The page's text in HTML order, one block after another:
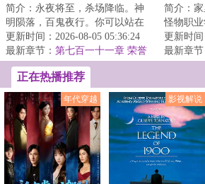
简介：永夜将至，杀场降临。神
明陨落，百鬼夜行。你可以站在
台前，向世人宣布时代浪潮的到
来，也可以隐匿...
更新时间：2026-08-05 05:36:24
最新章节： 第七百一十一章 荣誉
简介：
怪物职
大家一
自己，
更新时间
最新章节
正在热播推荐
年代穿越 影视解说